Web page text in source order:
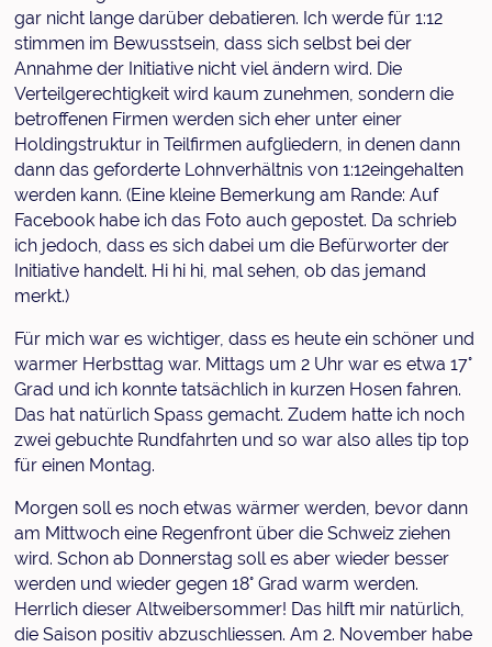
gar nicht lange darüber debatieren. Ich werde für 1:12
stimmen im Bewusstsein, dass sich selbst bei der
Annahme der Initiative nicht viel ändern wird. Die
Verteilgerechtigkeit wird kaum zunehmen, sondern die
betroffenen Firmen werden sich eher unter einer
Holdingstruktur in Teilfirmen aufgliedern, in denen dann
dann das geforderte Lohnverhältnis von 1:12eingehalten
werden kann. (Eine kleine Bemerkung am Rande: Auf
Facebook habe ich das Foto auch gepostet. Da schrieb
ich jedoch, dass es sich dabei um die Befürworter der
Initiative handelt. Hi hi hi, mal sehen, ob das jemand
merkt.)
Für mich war es wichtiger, dass es heute ein schöner und
warmer Herbsttag war. Mittags um 2 Uhr war es etwa 17°
Grad und ich konnte tatsächlich in kurzen Hosen fahren.
Das hat natürlich Spass gemacht. Zudem hatte ich noch
zwei gebuchte Rundfahrten und so war also alles tip top
für einen Montag.
Morgen soll es noch etwas wärmer werden, bevor dann
am Mittwoch eine Regenfront über die Schweiz ziehen
wird. Schon ab Donnerstag soll es aber wieder besser
werden und wieder gegen 18° Grad warm werden.
Herrlich dieser Altweibersommer! Das hilft mir natürlich,
die Saison positiv abzuschliessen. Am 2. November habe